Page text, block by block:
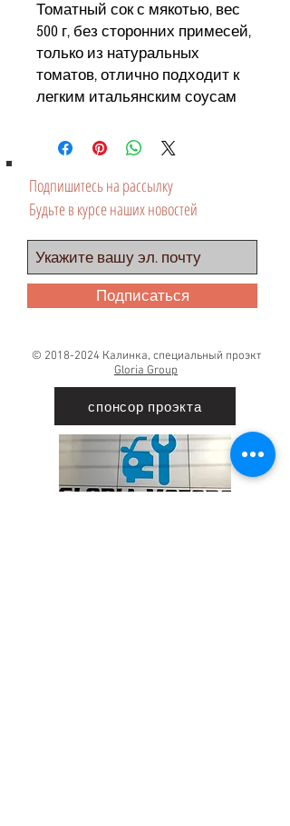
Томатный сок с мякотью, вес
500 г, без сторонних примесей,
только из натуральных
томатов, отлично подходит к
легким итальянским соусам
Подпишитесь на рассылку
Будьте в курсе наших новостей
Подписаться
© 2018-2024 Калинка, специальный проэкт
Gloria Group
спонсор проэкта